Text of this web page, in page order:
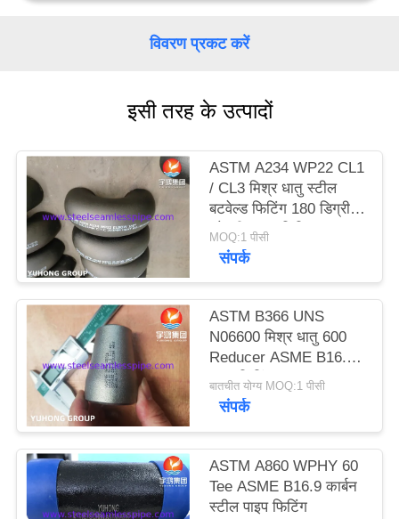
साइटमैप
PRIVACY
POLICY
विवरण प्रकट करें
इसी तरह के उत्पादों
ASTM A234 WP22 CL1
/ CL3 मिश्र धातु स्टील
बटवेल्ड फिटिंग 180 डिग्री
कोहनी काला चित्रित
MOQ:1 पीसी
संपर्क
ASTM B366 UNS
N06600 मिश्र धातु 600
Reducer ASME B16.9
पाइप फिटिंग
बातचीत योग्य MOQ:1 पीसी
संपर्क
ASTM A860 WPHY 60
Tee ASME B16.9 कार्बन
स्टील पाइप फिटिंग